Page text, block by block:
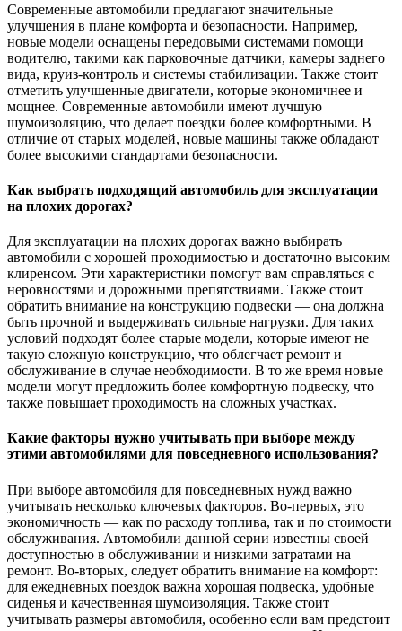
Современные автомобили предлагают значительные
улучшения в плане комфорта и безопасности. Например,
новые модели оснащены передовыми системами помощи
водителю, такими как парковочные датчики, камеры заднего
вида, круиз-контроль и системы стабилизации. Также стоит
отметить улучшенные двигатели, которые экономичнее и
мощнее. Современные автомобили имеют лучшую
шумоизоляцию, что делает поездки более комфортными. В
отличие от старых моделей, новые машины также обладают
более высокими стандартами безопасности.
Как выбрать подходящий автомобиль для эксплуатации
на плохих дорогах?
Для эксплуатации на плохих дорогах важно выбирать
автомобили с хорошей проходимостью и достаточно высоким
клиренсом. Эти характеристики помогут вам справляться с
неровностями и дорожными препятствиями. Также стоит
обратить внимание на конструкцию подвески — она должна
быть прочной и выдерживать сильные нагрузки. Для таких
условий подходят более старые модели, которые имеют не
такую сложную конструкцию, что облегчает ремонт и
обслуживание в случае необходимости. В то же время новые
модели могут предложить более комфортную подвеску, что
также повышает проходимость на сложных участках.
Какие факторы нужно учитывать при выборе между
этими автомобилями для повседневного использования?
При выборе автомобиля для повседневных нужд важно
учитывать несколько ключевых факторов. Во-первых, это
экономичность — как по расходу топлива, так и по стоимости
обслуживания. Автомобили данной серии известны своей
доступностью в обслуживании и низкими затратами на
ремонт. Во-вторых, следует обратить внимание на комфорт:
для ежедневных поездок важна хорошая подвеска, удобные
сиденья и качественная шумоизоляция. Также стоит
учитывать размеры автомобиля, особенно если вам предстоит